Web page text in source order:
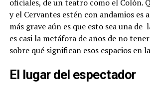
oficiales, de un teatro como el Colón.
y el Cervantes estén con andamios es
más grave aún es que esto sea una de
es casi la metáfora de años de no
sobre qué significan esos espacios en
El lugar del espectador